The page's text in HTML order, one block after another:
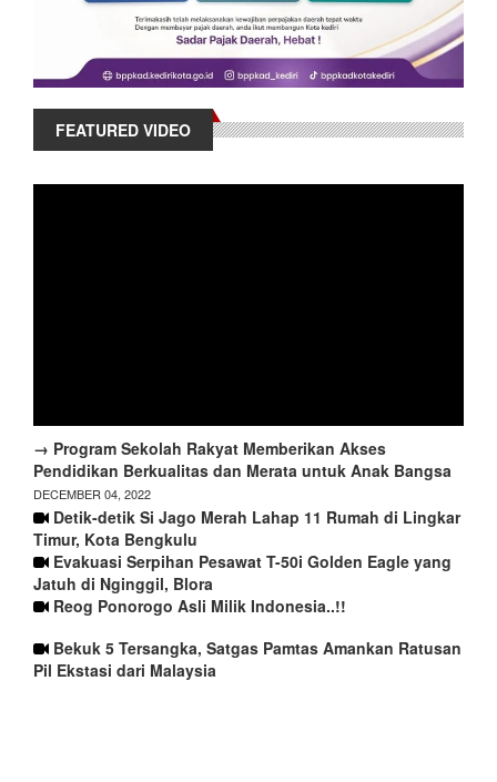
FEATURED VIDEO
→ Program Sekolah Rakyat Memberikan Akses
Pendidikan Berkualitas dan Merata untuk Anak Bangsa
DECEMBER 04, 2022
Detik-detik Si Jago Merah Lahap 11 Rumah di Lingkar
Timur, Kota Bengkulu
Evakuasi Serpihan Pesawat T-50i Golden Eagle yang
Jatuh di Nginggil, Blora
Reog Ponorogo Asli Milik Indonesia..!!
Bekuk 5 Tersangka, Satgas Pamtas Amankan Ratusan
Pil Ekstasi dari Malaysia